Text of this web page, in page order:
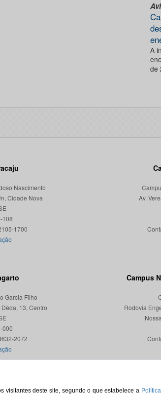
visitantes deste site, segundo o que estabelece a
A
de
Nascimento
Cidade Nova
108
Av.
Garcia Filho
13, Centro
000
Campus
Rodovia